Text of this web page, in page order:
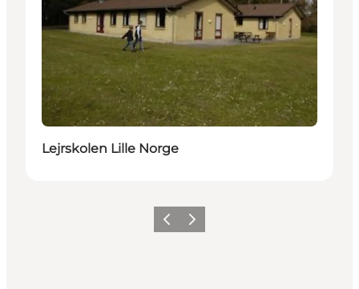
Lejrskolen Lille Norge
PrécédentSuivant